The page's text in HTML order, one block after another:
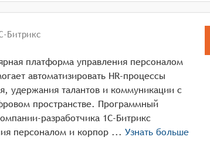
Битрикс
платформа управления персоналом
автоматизировать HR-процессы
удержания талантов и коммуникации с
пространстве. Программный
разработчика 1С-Битрикс
предназначен для управления персоналом и корпор ... Узнать больше